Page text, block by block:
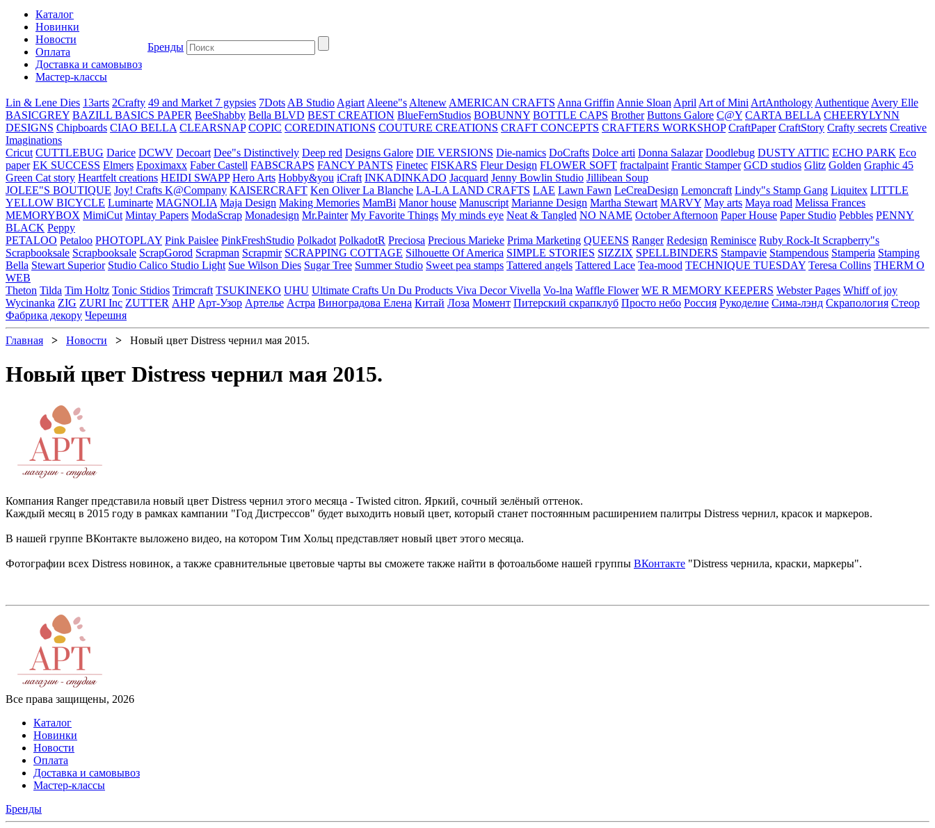
Каталог
Новинки
Новости
Оплата
Доставка и самовывоз
Мастер-классы
Бренды
Lin & Lene Dies 13arts 2Crafty 49 and Market 7 gypsies 7Dots AB Studio Agiart Aleene"s Altenew AMERICAN CRAFTS Anna Griffin Annie Sloan April Art of Mini ArtAnthology Authentique Avery Elle
BASICGREY BAZILL BASICS PAPER BeeShabby Bella BLVD BEST CREATION BlueFernStudios BOBUNNY BOTTLE CAPS Brother Buttons Galore C@Y CARTA BELLA CHEERYLYNN
DESIGNS Chipboards CIAO BELLA CLEARSNAP COPIC COREDINATIONS COUTURE CREATIONS CRAFT CONCEPTS CRAFTERS WORKSHOP CraftPaper CraftStory Crafty secrets Creative
Imaginations
Cricut CUTTLEBUG Darice DCWV Decoart Dee"s Distinctively Deep red Designs Galore DIE VERSIONS Die-namics DoCrafts Dolce arti Donna Salazar Doodlebug DUSTY ATTIC ECHO PARK Eco
paper EK SUCCESS Elmers Epoximaxx Faber Castell FABSCRAPS FANCY PANTS Finetec FISKARS Fleur Design FLOWER SOFT fractalpaint Frantic Stamper GCD studios Glitz Golden Graphic 45
Green Cat story Heartfelt creations HEIDI SWAPP Hero Arts Hobby&you iCraft INKADINKADO Jacquard Jenny Bowlin Studio Jillibean Soup
JOLEE"S BOUTIQUE Joy! Crafts K@Company KAISERCRAFT Ken OliverLa Blanche LA-LA LAND CRAFTS LAE Lawn Fawn LeCreaDesign Lemoncraft Lindy"s Stamp Gang Liquitex LITTLE
YELLOW BICYCLE Luminarte MAGNOLIA Maja Design Making Memories MamBi Manor house Manuscript Marianne Design Martha Stewart MARVY May arts Maya road Melissa Frances
MEMORYBOX MimiCut Mintay Papers ModaScrap Monadesign Mr.Painter My Favorite Things My minds eye Neat & Tangled NO NAME October Afternoon Paper House Paper Studio Pebbles PENNY
BLACK Peppy
PETALOO Petaloo PHOTOPLAY Pink Paislee PinkFreshStudio Polkadot PolkadotR Preciosa Precious Marieke Prima Marketing QUEENS Ranger Redesign Reminisce Ruby Rock-It Scrapberry"s
Scrapbooksale Scrapbooksale ScrapGorod Scrapman Scrapmir SCRAPPING COTTAGE Silhouette Of America SIMPLE STORIES SIZZIX SPELLBINDERS Stampavie Stampendous Stamperia Stamping
Bella Stewart Superior Studio Calico Studio Light Sue Wilson Dies Sugar Tree Summer Studio Sweet pea stamps Tattered angels Tattered Lace Tea-mood TECHNIQUE TUESDAY Teresa Collins THERM O
WEB
Theton Tilda Tim Holtz Tonic Stidios Trimcraft TSUKINEKO UHU Ultimate Crafts Un Du Products Viva DecorVivella Vo-lna Waffle Flower WE R MEMORY KEEPERS Webster Pages Whiff of joy
Wycinanka ZIG ZURI Inc ZUTTER АНР Арт-Узор Артелье Астра Виноградова Елена Китай Лоза Момент Питерский скрапклуб Просто небо Россия Рукоделие Сима-лэнд Скрапология Стеор
Фабрика декору Черешня
Главная > Новости > Новый цвет Distress чернил мая 2015.
Новый цвет Distress чернил мая 2015.
Компания Ranger представила новый цвет Distress чернил этого месяца - Twisted citron. Яркий, сочный зелёный оттенок.
Каждый месяц в 2015 году в рамках кампании "Год Дистрессов" будет выходить новый цвет, который станет постоянным расширением палитры Distress чернил, красок и маркеров.
В нашей группе ВКонтакте выложено видео, на котором Тим Хольц представляет новый цвет этого месяца.
Фотографии всех Distress новинок, а также сравнительные цветовые чарты вы сможете также найти в фотоальбоме нашей группы ВКонтакте "Distress чернила, краски, маркеры".
Все права защищены, 2026
Каталог
Новинки
Новости
Оплата
Доставка и самовывоз
Мастер-классы
Бренды